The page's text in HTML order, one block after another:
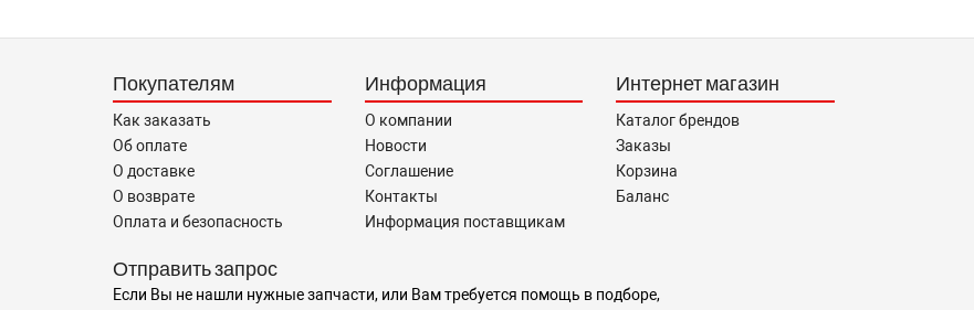
Покупателям
Как заказать
Об оплате
О доставке
О возврате
Оплата и безопасность
Информация
О компании
Новости
Соглашение
Контакты
Информация поставщикам
Интернет магазин
Каталог брендов
Заказы
Корзина
Баланс
Отправить запрос
Если Вы не нашли нужные запчасти, или Вам требуется помощь в подборе,